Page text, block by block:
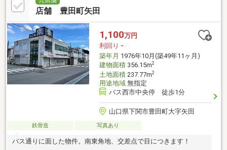
店舗 豊田町矢田
1,100万円
利回り -
築年月 1976年10月(築49年11ヶ月)
建物面積356.15m2
土地面積237.77m2
用途地域無指定
バス西市中央停 徒歩1分
山口県下関市豊田町大字矢田
鉄骨造 写真あり
バス通りに面した物件。南東角地、交差点で目につきます！